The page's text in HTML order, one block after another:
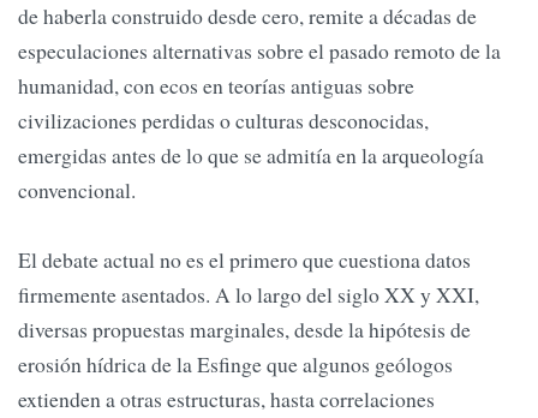
de haberla construido desde cero, remite a décadas de
especulaciones alternativas sobre el pasado remoto de la
humanidad, con ecos en teorías antiguas sobre
civilizaciones perdidas o culturas desconocidas,
emergidas antes de lo que se admitía en la arqueología
convencional.
El debate actual no es el primero que cuestiona datos
firmemente asentados. A lo largo del siglo XX y XXI,
diversas propuestas marginales, desde la hipótesis de
erosión hídrica de la Esfinge que algunos geólogos
extienden a otras estructuras, hasta correlaciones